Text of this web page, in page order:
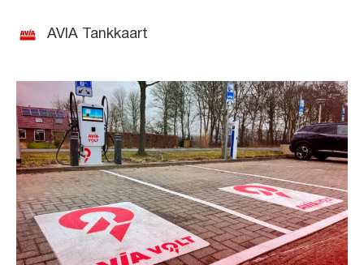
AVIA Tankkaart